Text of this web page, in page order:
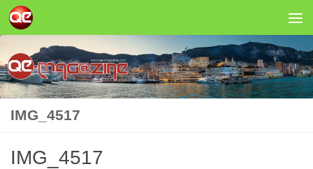
Salta al contenuto
IMG_4517
IMG_4517